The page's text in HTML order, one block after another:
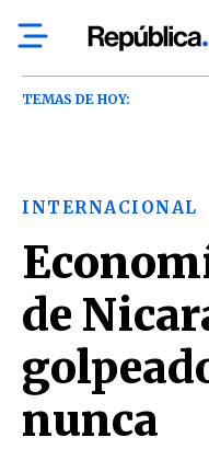
TEMAS DE HOY:
INTERNACIONAL
de
nunca